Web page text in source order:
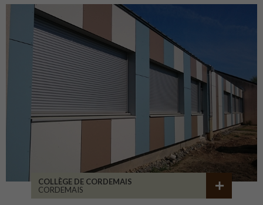
COLLÈGE DE CORDEMAIS
CORDEMAIS